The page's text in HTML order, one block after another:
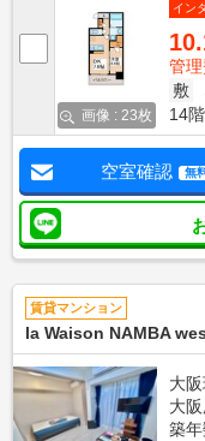
画像 : 23枚
イン
管
敷
14階
空室確認 無
賃貸マンション
la Waison NAMBA
大
大
築年